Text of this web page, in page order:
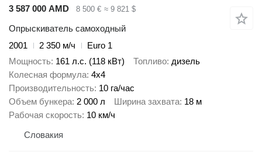
3 587 000 AMD
8 500 € ≈ 9 821 $
Опрыскиватель самоходный
2001
2 350 м/ч
Euro 1
Мощность 161 л.с. (118 кВт) Топливо дизель
Колесная формула 4x4
Производительность 10 га/час
Объем бункера 2 000 л Ширина захвата 18 м
Рабочая скорость 10 км/ч
Словакия